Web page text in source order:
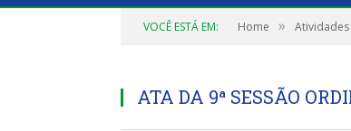
VOCÊ ESTÁ EM: Home »
ATA DA 9ª SESSÃO